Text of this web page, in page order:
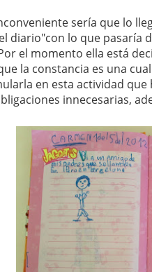
sería que lo
diario"con lo que pasaría
el momento ella está
la constancia es una
en esta actividad
innecesarias,